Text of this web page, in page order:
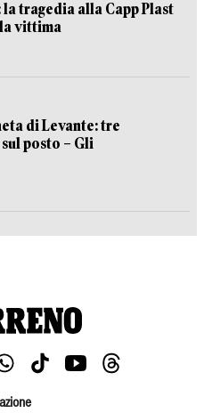
tragedia alla Capp Plast
la vittima
di Levante: tre
posto – Gli